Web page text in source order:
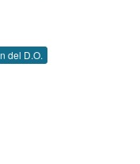
del D.O.